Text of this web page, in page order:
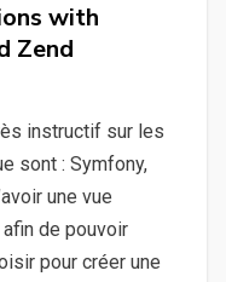
with
Zend
instructif sur les
sont : Symfony,
une vue
de pouvoir
pour créer une